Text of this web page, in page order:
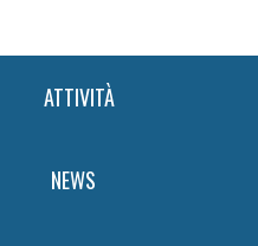
ATTIVITÀ
NEWS